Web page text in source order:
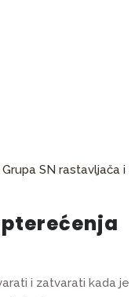
i zatvarati kada je